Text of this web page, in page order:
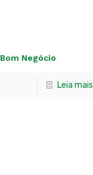
Negócio
Leia mais